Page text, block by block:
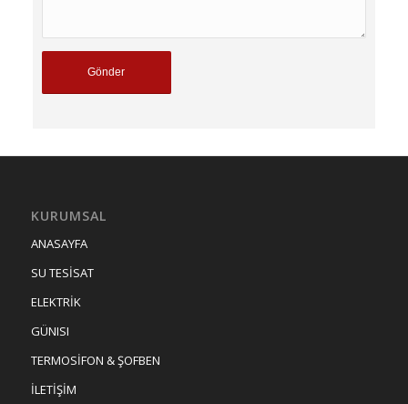
KURUMSAL
ANASAYFA
SU TESİSAT
ELEKTRİK
GÜNISI
TERMOSİFON & ŞOFBEN
İLETİŞİM